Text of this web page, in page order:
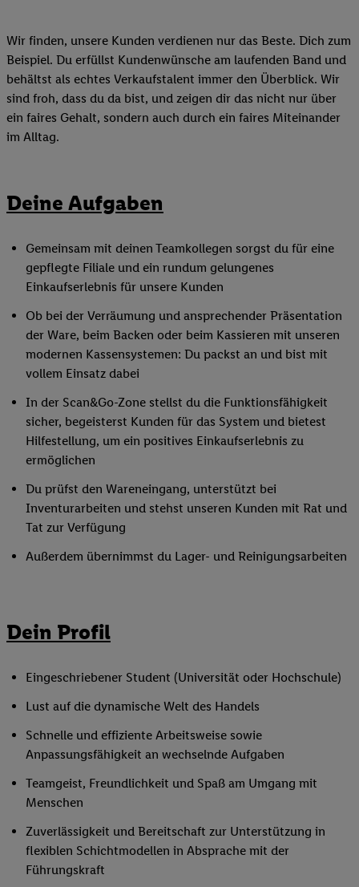
Wir finden, unsere Kunden verdienen nur das Beste. Dich zum
Beispiel. Du erfüllst Kundenwünsche am laufenden Band und
behältst als echtes Verkaufstalent immer den Überblick. Wir
sind froh, dass du da bist, und zeigen dir das nicht nur über
ein faires Gehalt, sondern auch durch ein faires Miteinander
im Alltag.
Deine Aufgaben
Gemeinsam mit deinen Teamkollegen sorgst du für eine
gepflegte Filiale und ein rundum gelungenes
Einkaufserlebnis für unsere Kunden
Ob bei der Verräumung und ansprechender Präsentation
der Ware, beim Backen oder beim Kassieren mit unseren
modernen Kassensystemen: Du packst an und bist mit
vollem Einsatz dabei
In der Scan&Go-Zone stellst du die Funktionsfähigkeit
sicher, begeisterst Kunden für das System und bietest
Hilfestellung, um ein positives Einkaufserlebnis zu
ermöglichen
Du prüfst den Wareneingang, unterstützt bei
Inventurarbeiten und stehst unseren Kunden mit Rat und
Tat zur Verfügung
Außerdem übernimmst du Lager- und Reinigungsarbeiten
Dein Profil
Eingeschriebener Student (Universität oder Hochschule)
Lust auf die dynamische Welt des Handels
Schnelle und effiziente Arbeitsweise sowie
Anpassungsfähigkeit an wechselnde Aufgaben
Teamgeist, Freundlichkeit und Spaß am Umgang mit
Menschen
Zuverlässigkeit und Bereitschaft zur Unterstützung in
flexiblen Schichtmodellen in Absprache mit der
Führungskraft